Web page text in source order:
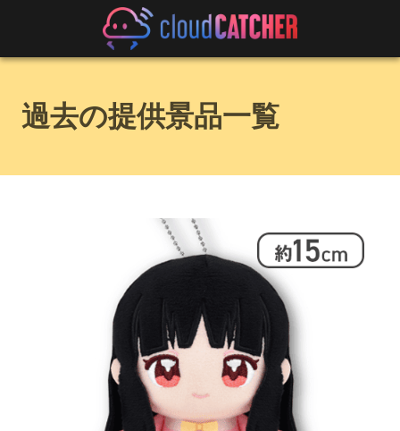
過去の提供景品一覧